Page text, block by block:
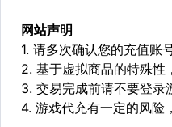
网站声明
1. 请多次确认您的充值账
2. 基于虚拟商品的特殊性
3. 交易完成前请不要登录
4. 游戏代充有一定的风险